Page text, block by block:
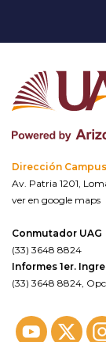
Dirección
Av. Patria 1201,
ver en google maps
Conmutador UAG
(33) 3648 8824
Informes 1er.
(33) 3648 8824,